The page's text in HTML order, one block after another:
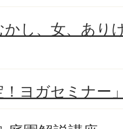
かし、女、あり
！ヨガセミナー